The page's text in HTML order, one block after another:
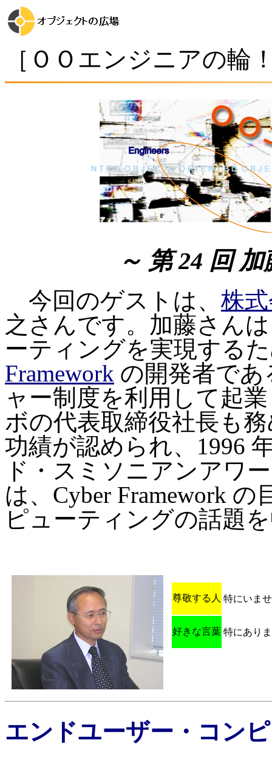
［ＯＯエンジニアの輪
～ 第 24 回
今回のゲストは、 株
之さんです。加藤さん
ーティングを実現する
Framework の開発者で
ャー制度を利用して起
ボの代表取締役社長も
功績が認められ、1996
ド・スミソニアンアワ
は、Cyber Framework
ピューティングの話題
尊敬する人 特にいま
好きな言葉 特にあり
エンドユーザー・コン